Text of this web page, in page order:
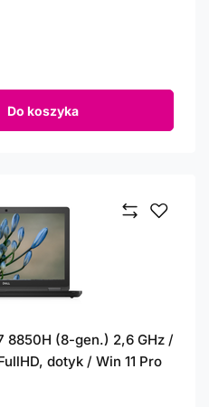
Do koszyka
8850H (8-gen.) 2,6 GHz /
dotyk / Win 11 Pro